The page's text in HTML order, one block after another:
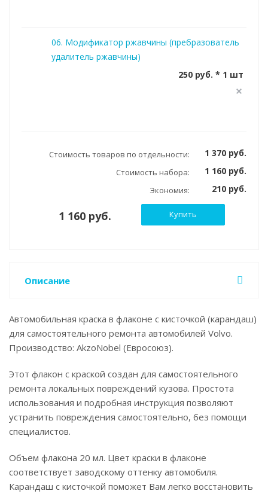
06. Модификатор ржавчины (пребразователь
удалитель ржавчины)
250 руб. * 1 шт
Стоимость товаров по отдельности: 1 370 руб.
Стоимость набора: 1 160 руб.
Экономия: 210 руб.
1 160 руб. Купить
Описание
Автомобильная краска в флаконе с кисточкой (карандаш)
для самостоятельного ремонта автомобилей Volvo.
Производство: AkzoNobel (Евросоюз).
Этот флакон с краской создан для самостоятельного
ремонта локальных повреждений кузова. Простота
использования и подробная инструкция позволяют
устранить повреждения самостоятельно, без помощи
специалистов.
Объем флакона 20 мл. Цвет краски в флаконе
соответствует заводскому оттенку автомобиля.
Карандаш с кисточкой поможет Вам легко восстановить